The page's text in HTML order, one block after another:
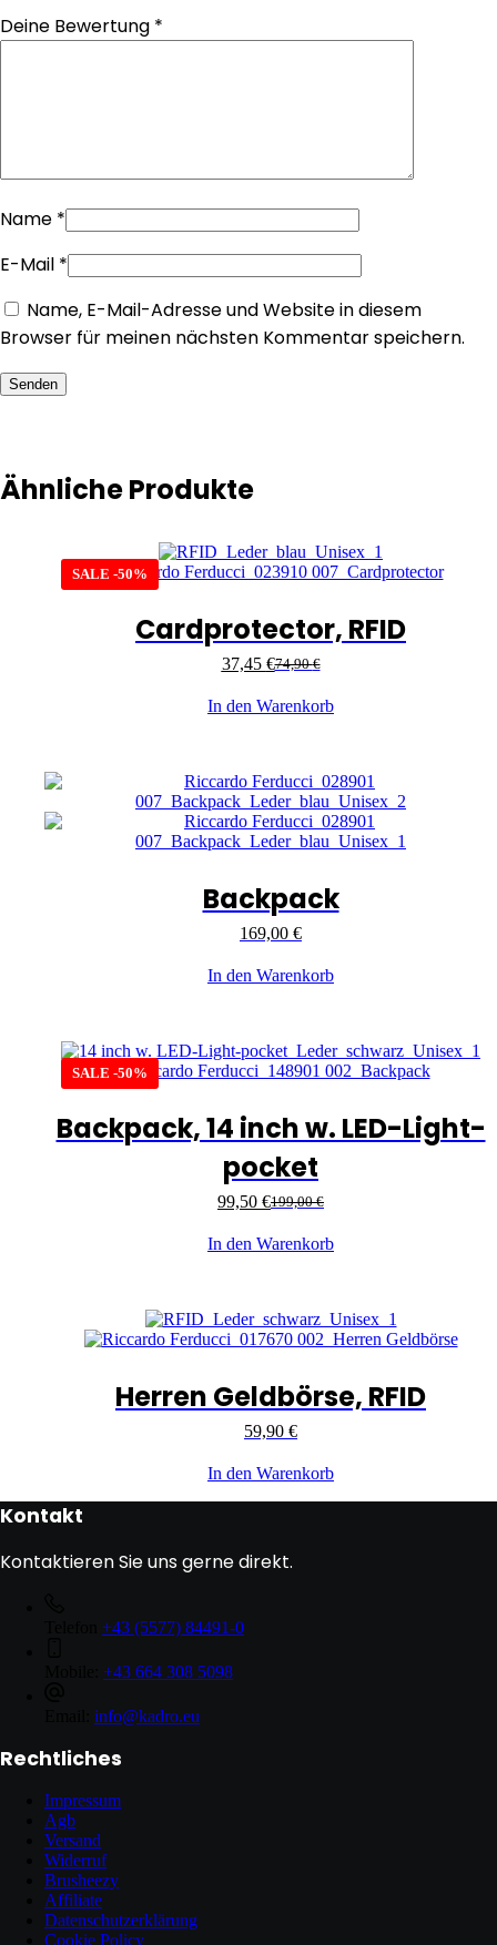
Deine Bewertung *
Name *
E-Mail *
Name, E-Mail-Adresse und Website in diesem
Browser für meinen nächsten Kommentar speichern.
Senden
Ähnliche Produkte
SALE -50%
Cardprotector, RFID
74,90€
37,45 €
In den Warenkorb
Backpack
169,00 €
In den Warenkorb
SALE -50%
Backpack, 14 inch w. LED-Light-
pocket
199,00€
99,50 €
In den Warenkorb
Herren Geldbörse, RFID
59,90 €
In den Warenkorb
Kontakt
Kontaktieren Sie uns gerne direkt.
+43 (5577) 84491-0
+43 664 308 5098
info@kadro.eu
Rechtliches
Impressum
Agb
Versand
Widerruf
Brusheezy
Affiliate
Datenschutzerklärung
Cookie Policy